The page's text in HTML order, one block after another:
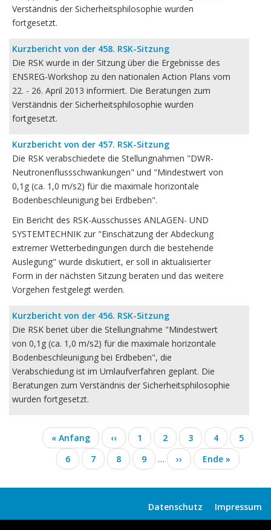
Verständnis der Sicherheitsphilosophie wurden
fortgesetzt.
Kurzbericht von der 458. RSK-Sitzung
Die RSK wurde in der Sitzung über die Ergebnisse des
ENSREG-Workshop zu den nationalen Action Plans vom
22. - 26. April 2013 informiert. Die Beratungen zum
Verständnis der Sicherheitsphilosophie wurden
fortgesetzt.
Kurzbericht von der 457. RSK-Sitzung
Die RSK verabschiedete die Stellungnahmen "DWR-
Neutronenflussschwankungen" und "Mindestwert von
0,1g (ca. 1,0 m/s2) für die maximale horizontale
Bodenbeschleunigung bei Erdbeben".
Ein Bericht des RSK-Ausschusses ANLAGEN- UND
SYSTEMTECHNIK zur "Einschätzung der Abdeckung
extremer Wetterbedingungen durch die bestehende
Auslegung" wurde diskutiert, er soll in aktualisierter
Form in der nächsten Sitzung beraten und das weitere
Vorgehen festgelegt werden.
Kurzbericht von der 456. RSK-Sitzung
Die RSK beriet über die Stellungnahme "Mindestwert
von 0,1g (ca. 1,0 m/s2) für die maximale horizontale
Bodenbeschleunigung bei Erdbeben", die
Verabschiedung ist im Umlaufverfahren geplant. Die
Beratungen zum Verständnis der Sicherheitsphilosophie
wurden fortgesetzt.
Seitennummerierung
Erste
Seite
« Anfang
Vorherige
Seite
‹‹ Seite
1 Seite
2
Aktuelle
Seite
3 Seite
4 Seite
5
Seite
6 Seite
7 Seite
8 Seite
9 …
Nächste
Seite
››
Letzte
Seite
Ende »
Impressum
Datenschutz